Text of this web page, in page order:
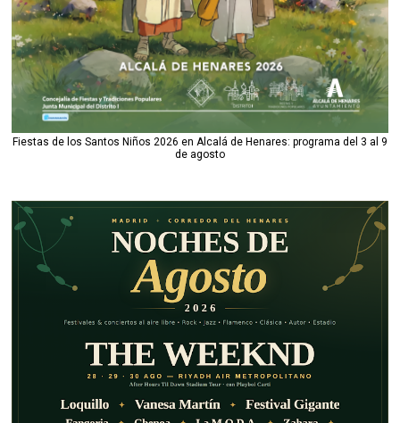
Fiestas de los Santos Niños 2026 en Alcalá de Henares: programa del 3 al 9
de agosto